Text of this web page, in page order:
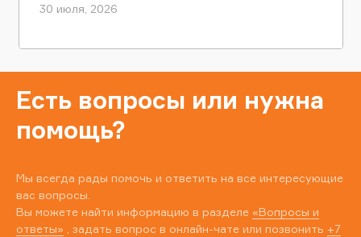
30 июля, 2026
Есть вопросы или нужна
помощь?
Мы всегда рады помочь и ответить на все интересующие
вас вопросы.
Вы можете найти информацию в разделе «Вопросы и
ответы» , задать вопрос в онлайн-чате или позвонить +7